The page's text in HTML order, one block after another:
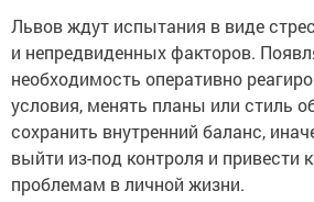
Львов ждут испытания в виде
и непредвиденных факторов.
необходимость оперативно
условия, менять планы или стиль
сохранить внутренний баланс,
выйти из-под контроля и привести
проблемам в личной жизни.